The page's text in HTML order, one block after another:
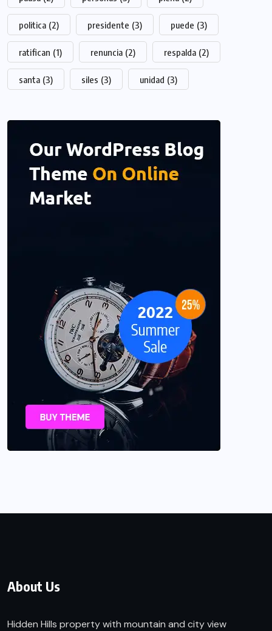
politica (2) presidente (3) puede (3)
ratifican (1) renuncia (2) respalda (2)
santa (3) siles (3) unidad (3)
About Us
Hidden Hills property with mountain and city view